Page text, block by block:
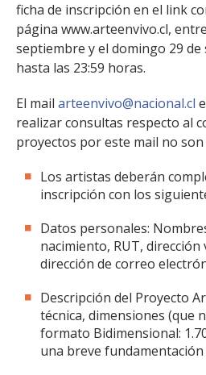
ficha de inscripción en el link
página www.arteenvivo.cl,
septiembre y el domingo 29 de
hasta las 23:59 horas.
El mail arteenvivo@nacional.cl
realizar consultas respecto al
proyectos por este mail no son
Los artistas deberán
inscripción con los
Datos personales:
nacimiento, RUT,
dirección de correo
Descripción del Proyecto
técnica, dimensiones (que
formato Bidimensional:
una breve